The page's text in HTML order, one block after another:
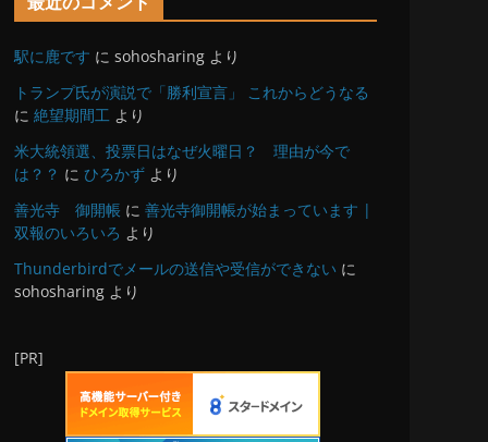
駅に鹿です に sohosharing より
トランプ氏が演説で「勝利宣言」 これからどうなる
に 絶望期間工 より
米大統領選、投票日はなぜ火曜日？ 理由が今で
は？？ に ひろかず より
善光寺 御開帳 に 善光寺御開帳が始まっています |
双報のいろいろ より
Thunderbirdでメールの送信や受信ができない に
sohosharing より
[PR]